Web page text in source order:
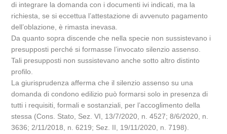
di integrare la domanda con i documenti ivi indicati, ma la
richiesta, se si eccettua l’attestazione di avvenuto pagamento
dell’oblazione, è rimasta inevasa.
Da quanto sopra discende che nella specie non sussistevano i
presupposti perché si formasse l’invocato silenzio assenso.
Tali presupposti non sussistevano anche sotto altro distinto
profilo.
La giurisprudenza afferma che il silenzio assenso su una
domanda di condono edilizio può formarsi solo in presenza di
tutti i requisiti, formali e sostanziali, per l’accoglimento della
stessa (Cons. Stato, Sez. VI, 13/7/2020, n. 4527; 8/6/2020, n.
3636; 2/11/2018, n. 6219; Sez. II, 19/11/2020, n. 7198).